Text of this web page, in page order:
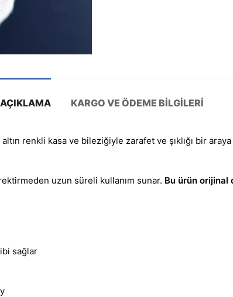
AÇIKLAMA KARGO VE ÖDEME BILGILERI
altın renkli kasa ve bileziğiyle zarafet ve şıklığı bir
uzun süreli kullanım sunar. Bu ürün orijinal
sağlar